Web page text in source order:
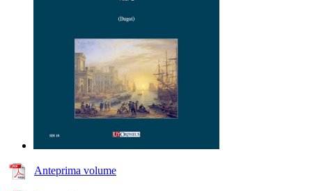
Anteprima volume